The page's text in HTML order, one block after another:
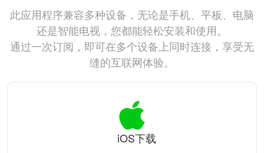
此应用程序兼容多种设备，无论是手机、平板、电脑
还是智能电视，您都能轻松安装和使用。
通过一次订阅，即可在多个设备上同时连接，享受无
缝的互联网体验。
iOS下载